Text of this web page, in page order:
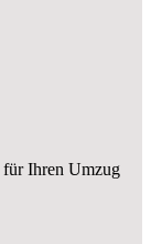
für Ihren Umzug